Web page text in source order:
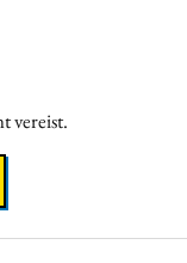
vereist.